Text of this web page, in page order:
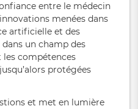
entre le médecin
menées dans
artificielle et des
un champ des
les compétences
protégées
et met en lumière